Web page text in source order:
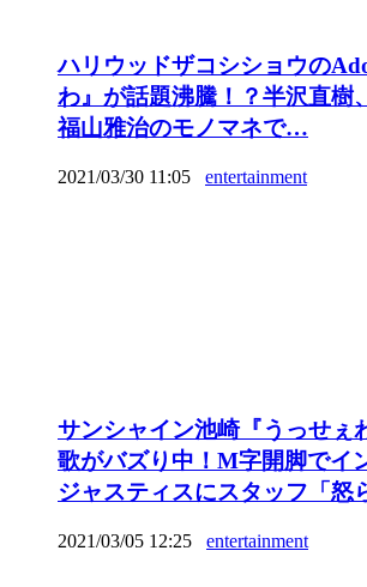
ハリウッドザコシショウの
わ』が話題沸騰！？半沢直樹
福山雅治のモノマネで…
2021/03/30 11:05 entertainment
サンシャイン池崎『うっせぇ
歌がバズり中！M字開脚でイ
ジャスティスにスタッフ「怒
2021/03/05 12:25 entertainment